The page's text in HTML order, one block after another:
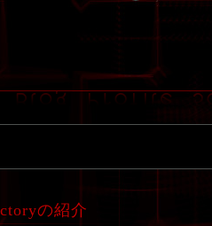
の紹介